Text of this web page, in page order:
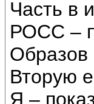
Часть в
РОСС –
Образов
Вторую
Я –